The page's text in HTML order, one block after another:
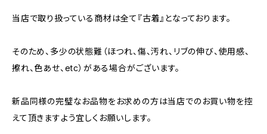
当店で取り扱っている商材は全て『古着』となっております。
そのため、多少の状態難（ほつれ、傷、汚れ、リブの伸び、使用感、
擦れ、色あせ、etc）がある場合がございます。
新品同様の完璧なお品物をお求めの方は当店でのお買い物を控
えて頂きますよう宜しくお願いします。